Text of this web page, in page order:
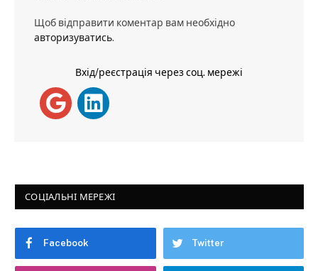
Щоб відправити коментар вам необхідно
авторизуватись.
Вхід/реєстрація через соц. мережі
СОЦІАЛЬНІ МЕРЕЖІ
Facebook Twitter